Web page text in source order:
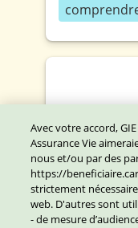
Transmettre
l’assurance
Avec votre accord,
Assurance Vie
nous et/ou par des
https://
strictement
web. D'autres sont
- de mesure